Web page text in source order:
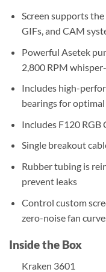
Screen supports
GIFs, and CAM
Powerful Asetek
2,800 RPM
Includes high-
bearings for
Includes F120 RGB
Single breakout
Rubber tubing is
prevent leaks
Control custom
zero-noise fan
Inside the Box
Kraken 3601